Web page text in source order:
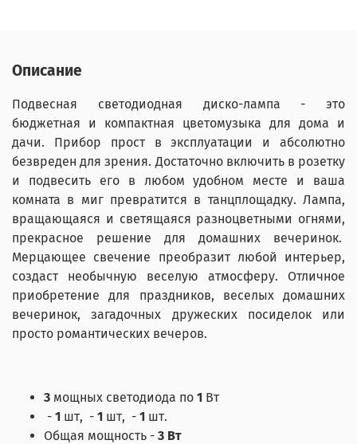
Описание
Подвесная светодиодная диско-лампа - это
бюджетная и компактная цветомузыка для дома и
дачи. Прибор прост в эксплуатации и абсолютно
безвреден для зрения. Достаточно включить в розетку
и подвесить его в любом удобном месте и ваша
комната в миг превратится в танцплощадку. Лампа,
вращающаяся и светящаяся разноцветными огнями,
прекрасное решение для домашних вечеринок.
Мерцающее свечение преобразит любой интерьер,
создаст необычную веселую атмосферу. Отличное
приобретение для праздников, веселых домашних
вечеринок, загадочных дружеских посиделок или
просто романтических вечеров.
3 мощных светодиода по 1 Вт
- 1 шт, - 1 шт, - 1 шт.
Общая мощность - 3 Вт